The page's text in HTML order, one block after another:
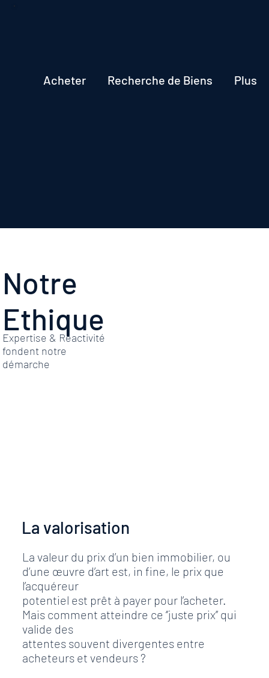
Acheter Recherche de Biens Plus
Notre
Ethique
Expertise & Réactivité
fondent notre
démarche
La valorisation
La valeur du prix d’un bien immobilier, ou
d’une œuvre d’art est, in fine, le prix que
l’acquéreur
potentiel est prêt à payer pour l’acheter.
Mais comment atteindre ce ‘’juste prix’’ qui
valide des
attentes souvent divergentes entre
acheteurs et vendeurs ?